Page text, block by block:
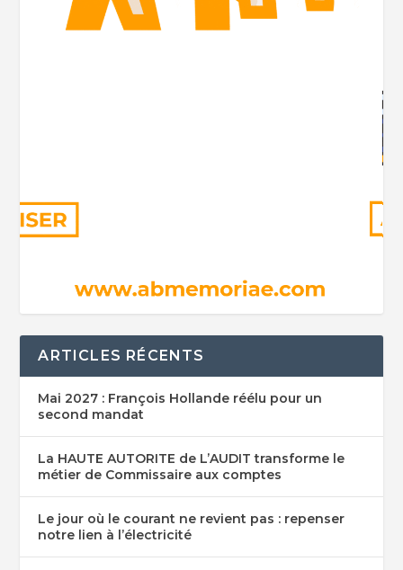
ARTICLES RÉCENTS
Mai 2027 : François Hollande réélu pour un
second mandat
La HAUTE AUTORITE de L’AUDIT transforme le
métier de Commissaire aux comptes
Le jour où le courant ne revient pas : repenser
notre lien à l’électricité